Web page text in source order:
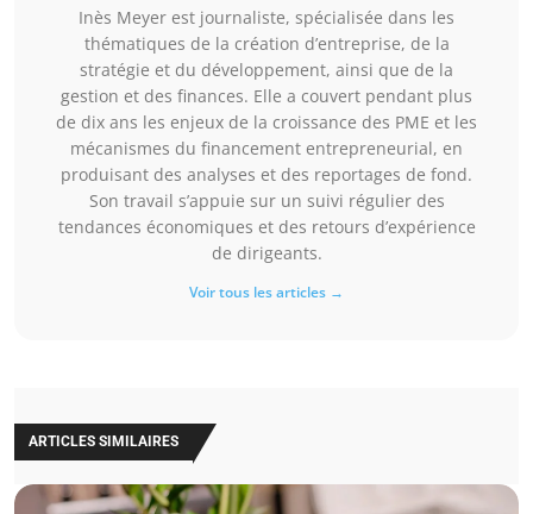
Inès Meyer est journaliste, spécialisée dans les
thématiques de la création d’entreprise, de la
stratégie et du développement, ainsi que de la
gestion et des finances. Elle a couvert pendant plus
de dix ans les enjeux de la croissance des PME et les
mécanismes du financement entrepreneurial, en
produisant des analyses et des reportages de fond.
Son travail s’appuie sur un suivi régulier des
tendances économiques et des retours d’expérience
de dirigeants.
Voir tous les articles →
ARTICLES SIMILAIRES